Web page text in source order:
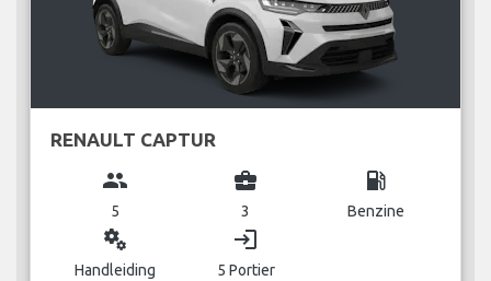
RENAULT CAPTUR
group
5
business_center
3
local_gas_station
Benzine
miscellaneous_services
Handleiding
login
5 Portier